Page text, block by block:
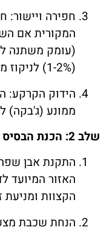
המקורית אם
(עומק משתנה
(1-2%) לניקוז מים.
הידוק הקרקע:
ממונע (ג'בקה)
שלב 2: הכנת הבסיס
התקנת אבן
האזור המיועד
הקצוות